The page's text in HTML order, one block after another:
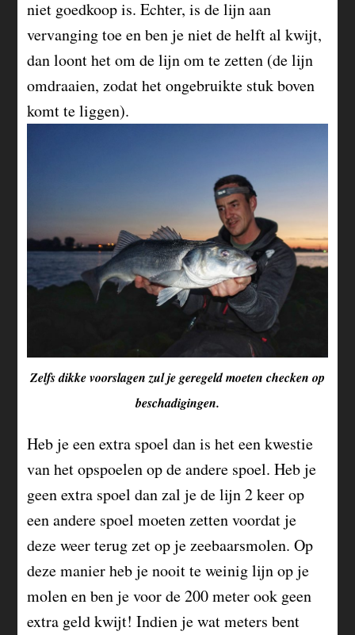
niet goedkoop is. Echter, is de lijn aan
vervanging toe en ben je niet de helft al kwijt,
dan loont het om de lijn om te zetten (de lijn
omdraaien, zodat het ongebruikte stuk boven
komt te liggen).
Zelfs dikke voorslagen zul je geregeld moeten checken op
beschadigingen.
Heb je een extra spoel dan is het een kwestie
van het opspoelen op de andere spoel. Heb je
geen extra spoel dan zal je de lijn 2 keer op
een andere spoel moeten zetten voordat je
deze weer terug zet op je zeebaarsmolen. Op
deze manier heb je nooit te weinig lijn op je
molen en ben je voor de 200 meter ook geen
extra geld kwijt! Indien je wat meters bent